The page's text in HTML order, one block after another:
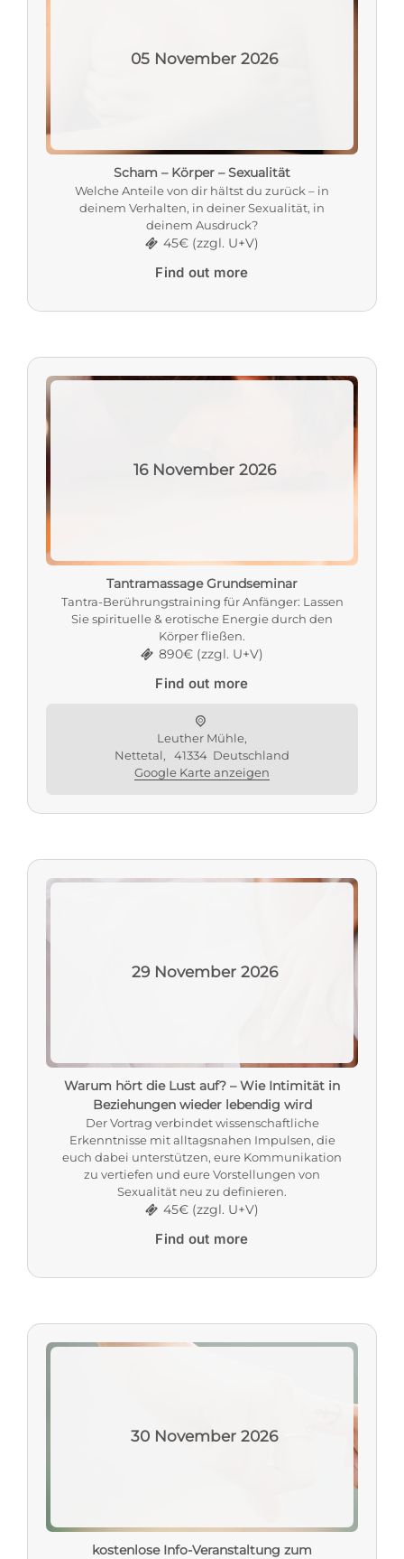
05 November 2026
Scham – Körper – Sexualität
Welche Anteile von dir hältst du zurück – in
deinem Verhalten, in deiner Sexualität, in
deinem Ausdruck?
45€ (zzgl. U+V)
Find out more
16 November 2026
Tantramassage Grundseminar
Tantra-Berührungstraining für Anfänger: Lassen
Sie spirituelle & erotische Energie durch den
Körper fließen.
890€ (zzgl. U+V)
Find out more
Leuther Mühle,
Nettetal, 41334 Deutschland
Google Karte anzeigen
29 November 2026
Warum hört die Lust auf? – Wie Intimität in
Beziehungen wieder lebendig wird
Der Vortrag verbindet wissenschaftliche
Erkenntnisse mit alltagsnahen Impulsen, die
euch dabei unterstützen, eure Kommunikation
zu vertiefen und eure Vorstellungen von
Sexualität neu zu definieren.
45€ (zzgl. U+V)
Find out more
30 November 2026
kostenlose Info-Veranstaltung zum